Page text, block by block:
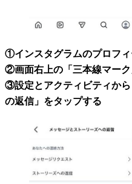
①インスタグラムのプロフィ
②画面右上の「三本線マー
③設定とアクティビティか
の返信」をタップする